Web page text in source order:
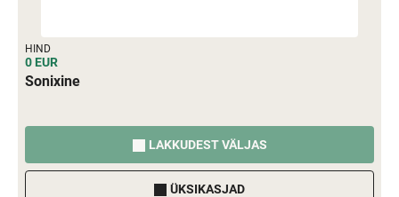
HIND
0 EUR
Sonixine
LAKKUDEST VÄLJAS
ÜKSIKASJAD